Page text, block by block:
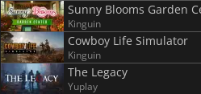
Sunny Blooms Garden
Kinguin
Cowboy Life Simulator
Kinguin
The Legacy
Yuplay